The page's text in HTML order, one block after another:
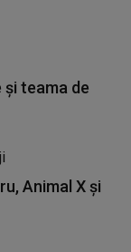
teama de
Animal X și